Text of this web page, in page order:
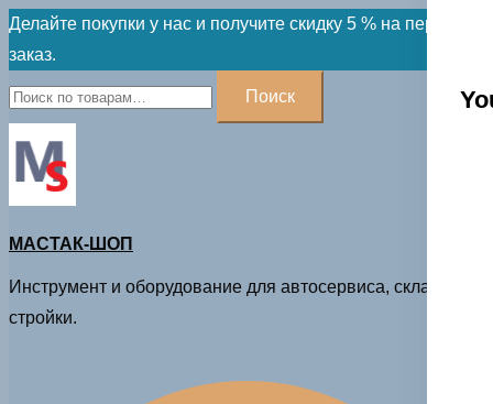
Skip
to
content
Делайте покупки у нас и получите скидку 5 % на первый
заказ.
Искать:
Поиск
МАСТАК-ШОП
Инструмент и оборудование для автосервиса, склада и
стройки.